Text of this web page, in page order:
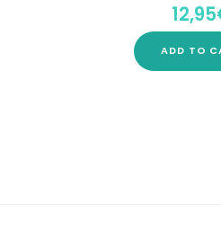
Rated
5
12,95
ADD TO